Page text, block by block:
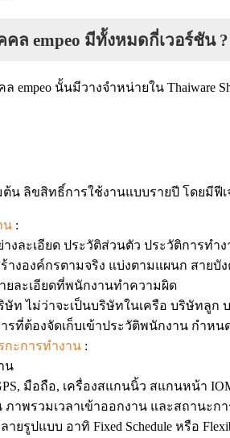
ล empeo มีทั้งหมดกี่เวอร์ชัน ?
empeo นั้นมีวางจำหน่ายใน Thaiware
น ลิขสิทธิ์การใช้งานแบบรายปี โดยมีฟี
น :
งละเอียด ประวัติส่วนตัว ประวัติการทำ
างองค์กรตามจริง แบ่งตามแผนก สายบั
ยละเอียดที่พนักงานทำความผิด
ท ไม่ว่าจะเป็นบริษัทในเครือ บริษัทลูก
รที่ต้องจัดเก็บเข้าประวัติพนักงาน กำหน
กะการทำงาน :
น
มือถือ, เครื่องสแกนนิ้ว สแกนหน้า
าพรวมเวลาเข้าออกงาน และสถานะก
ยรูปแบบ อาทิ Fixed Schedule หรือ